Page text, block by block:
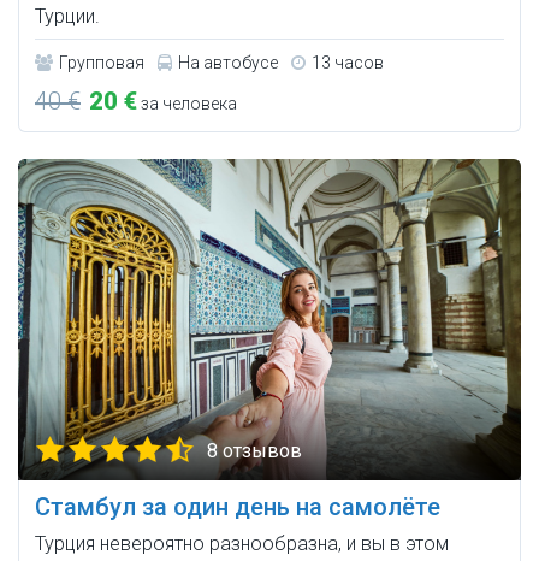
Турции.
Групповая На автобусе 13 часов
40 € 20 €за человека
8 отзывов
Стамбул за один день на самолёте
Турция невероятно разнообразна, и вы в этом